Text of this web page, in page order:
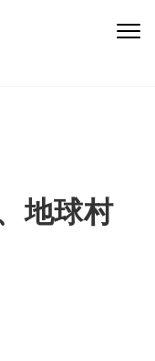
地球村